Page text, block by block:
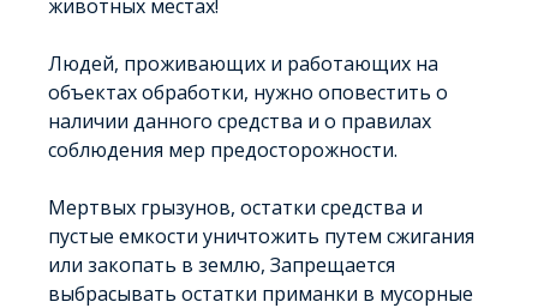
животных местах!
Людей, проживающих и работающих на
объектах обработки, нужно оповестить о
наличии данного средства и о правилах
соблюдения мер предосторожности.
Мертвых грызунов, остатки средства и
пустые емкости уничтожить путем сжига­ния
или закопать в землю, Запрещается
выбрасывать остатки приманки в мусорные